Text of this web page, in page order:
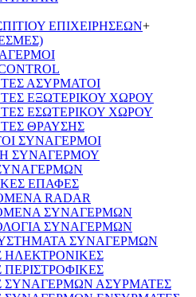
ΕΠΙΧΕΙΡΗΣΕΩΝ+
ΑΣΥΡΜΑΤΟΙ
ΕΞΩΤΕΡΙΚΟΥ ΧΩΡΟΥ
ΕΣΩΤΕΡΙΚΟΥ ΧΩΡΟΥ
ΘΡΑΥΣΗΣ
ΣΥΝΑΓΕΡΜΟΙ
ΣΥΝΑΓΕΡΜΟΥ
ΕΠΑΦΕΣ
RADAR
ΣΥΝΑΓΕΡΜΩΝ
ΣΥΝΑΓΕΡΜΩΝ
ΣΥΝΑΓΕΡΜΩΝ
ΗΛΕΚΤΡΟΝΙΚΕΣ
ΠΕΡΙΣΤΡΟΦΙΚΕΣ
ΣΥΝΑΓΕΡΜΩΝ ΑΣΥΡΜΑΤΕΣ